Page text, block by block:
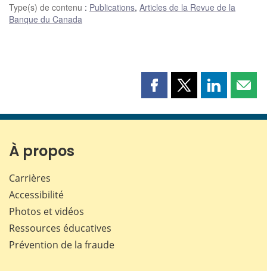
Type(s) de contenu : Publications, Articles de la Revue de la
Banque du Canada
Partager
page
Partager
page
Partager
page page
À propos
Carrières
Accessibilité
Photos et vidéos
Ressources éducatives
Prévention de la fraude